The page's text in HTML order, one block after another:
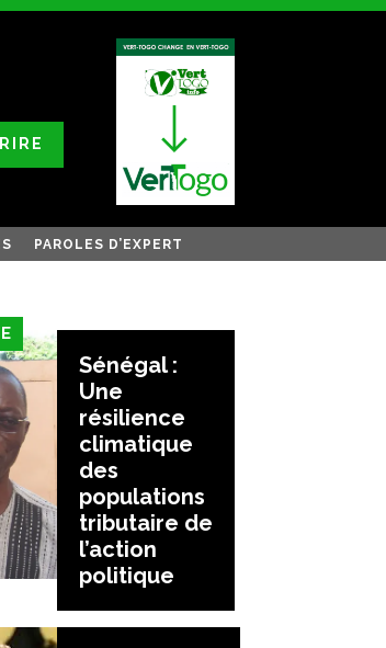
PAROLES D’EXPERT
Sénégal :
Une
résilience
climatique
des
populations
tributaire de
l’action
politique